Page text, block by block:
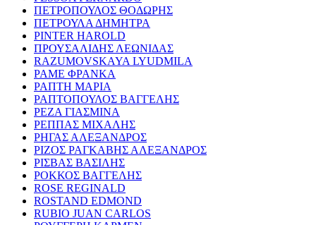
ΠΕΤΡΟΠΟΥΛΟΣ ΘΟΔΩΡΗΣ
ΠΕΤΡΟΥΛΑ ΔΗΜΗΤΡΑ
PINTER HAROLD
ΠΡΟΥΣΑΛΙΔΗΣ ΛΕΩΝΙΔΑΣ
RAZUMOVSKAYA LYUDMILA
ΡΑΜΕ ΦΡΑΝΚΑ
ΡΑΠΤΗ ΜΑΡΙΑ
ΡΑΠΤΟΠΟΥΛΟΣ ΒΑΓΓΕΛΗΣ
ΡΕΖΑ ΓΙΑΣΜΙΝΑ
ΡΕΠΠΑΣ ΜΙΧΑΛΗΣ
ΡΗΓΑΣ ΑΛΕΞΑΝΔΡΟΣ
ΡΙΖΟΣ ΡΑΓΚΑΒΗΣ ΑΛΕΞΑΝΔΡΟΣ
ΡΙΣΒΑΣ ΒΑΣΙΛΗΣ
ΡΟΚΚΟΣ ΒΑΓΓΕΛΗΣ
ROSE REGINALD
ROSTAND EDMOND
RUBIO JUAN CARLOS